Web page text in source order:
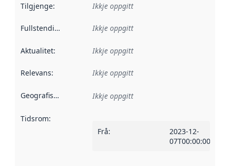
Tilgjenge: Ikkje oppgitt
Fullstendigheit Ikkje oppgitt
Aktualitet: Ikkje oppgitt
Relevans: Ikkje oppgitt
Geografisk område Ikkje oppgitt
Tidsrom:
Frå:
2023-12-
07T00:00:00Z